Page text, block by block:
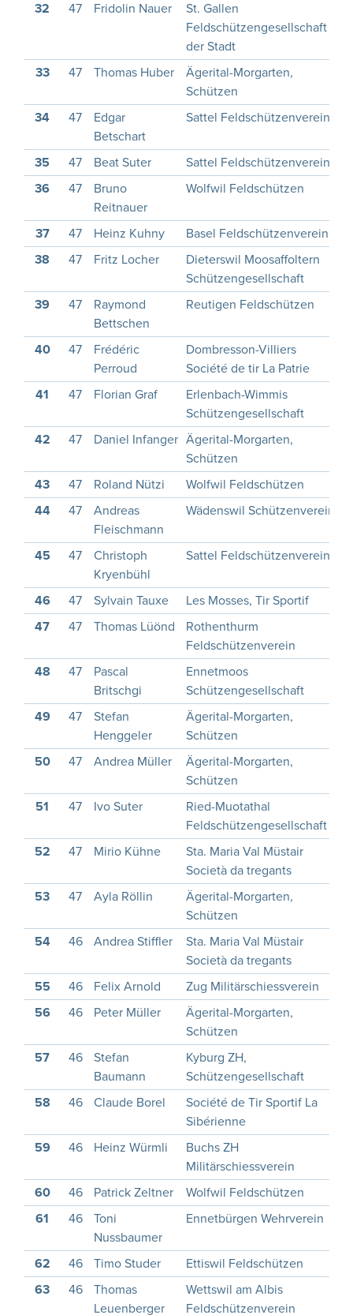
32
47 Fridolin Nauer
St. Gallen
Feldschützengesellschaft
der Stadt
33 47 Thomas Huber
Ägerital-Morgarten,
Schützen
34 47
Edgar
Betschart
Sattel Feldschützenverein
35 47 Beat Suter Sattel Feldschützenverein
36
47
Bruno
Reitnauer
Wolfwil Feldschützen
37 47 Heinz Kuhny Basel Feldschützenverein
38
47 Fritz Locher
Dieterswil Moosaffoltern
Schützengesellschaft
39 47
Raymond
Bettschen
Reutigen Feldschützen
40 47
Frédéric
Perroud
Dombresson-Villiers
Société de tir La Patrie
41 47 Florian Graf
Erlenbach-Wimmis
Schützengesellschaft
42 47 Daniel Infanger Ägerital-Morgarten,
Schützen
43 47 Roland Nützi Wolfwil Feldschützen
44
47
Andreas
Fleischmann
Wädenswil Schützenverein
45 47
Christoph
Kryenbühl
Sattel Feldschützenverein
46 47 Sylvain Tauxe Les Mosses, Tir Sportif
47
47 Thomas Lüönd
Rothenthurm
Feldschützenverein
48 47
Pascal
Britschgi
Ennetmoos
Schützengesellschaft
49 47
Stefan
Henggeler
Ägerital-Morgarten,
Schützen
50 47 Andrea Müller
Ägerital-Morgarten,
Schützen
51 47 Ivo Suter
Ried-Muotathal
Feldschützengesellschaft
52 47 Mirio Kühne
Sta. Maria Val Müstair
Società da tregants
53 47 Ayla Röllin
Ägerital-Morgarten,
Schützen
54 46 Andrea Stiffler
Sta. Maria Val Müstair
Società da tregants
55 46 Felix Arnold Zug Militärschiessverein
56
46 Peter Müller
Ägerital-Morgarten,
Schützen
57 46
Stefan
Baumann
Kyburg ZH,
Schützengesellschaft
58 46 Claude Borel
Société de Tir Sportif La
Sibérienne
59 46 Heinz Würmli
Buchs ZH
Militärschiessverein
60 46 Patrick Zeltner Wolfwil Feldschützen
61
46
Toni
Nussbaumer
Ennetbürgen Wehrverein
62 46 Timo Studer Ettiswil Feldschützen
63
46
Thomas
Leuenberger
Wettswil am Albis
Feldschützenverein